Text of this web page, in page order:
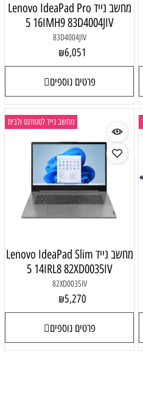
מחשב נייד Lenovo IdeaPad Pro
5 16IMH9 83D4004JIV
83D4004JIV
₪6,051
פרטים נוספים
מחשב נייד לסטודנט ולבית
מחשב נייד Lenovo IdeaPad Slim
5 14IRL8 82XD0035IV
82XD0035IV
₪5,270
פרטים נוספים